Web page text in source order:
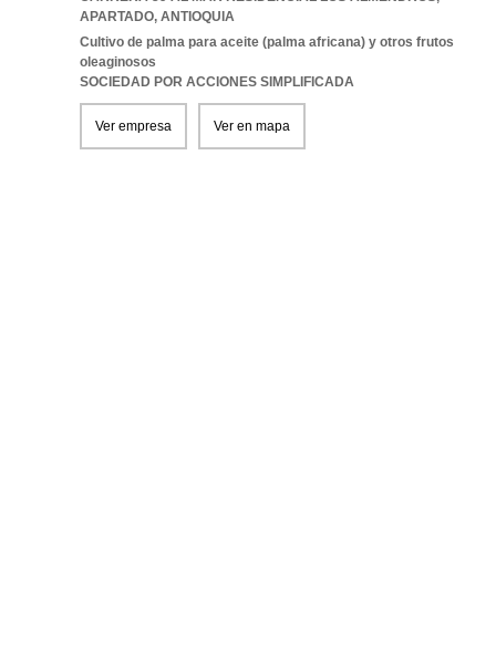
APARTADO, ANTIOQUIA
Cultivo de palma para aceite (palma africana) y otros frutos
oleaginosos
SOCIEDAD POR ACCIONES SIMPLIFICADA
Ver empresa Ver en mapa